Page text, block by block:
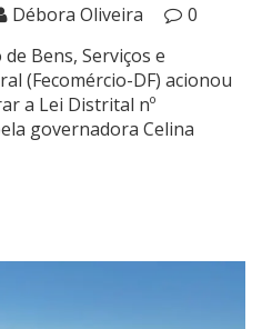
Débora Oliveira
0
Bens, Serviços e
(Fecomércio-DF) acionou
a Lei Distrital nº
governadora Celina